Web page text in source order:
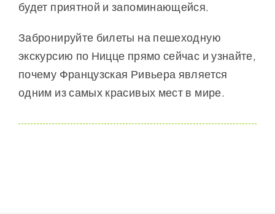
будет приятной и запоминающейся.
Забронируйте билеты на пешеходную
экскурсию по Ницце прямо сейчас и узнайте,
почему Французская Ривьера является
одним из самых красивых мест в мире.